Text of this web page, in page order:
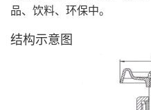
品、饮料、环保中。
结构示意图